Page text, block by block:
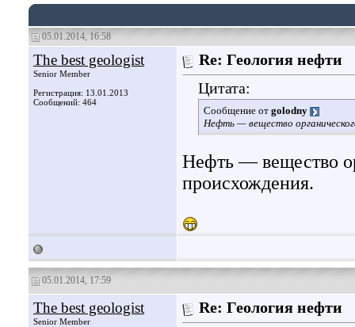
05.01.2014, 16:58
The best geologist
Senior Member
Регистрация: 13.01.2013
Сообщений: 464
Re: Геология нефти
Цитата:
Сообщение от golodny
Нефть — вещество
Нефть — вещество
происхождения.
05.01.2014, 17:59
The best geologist
Senior Member
Re: Геология нефти